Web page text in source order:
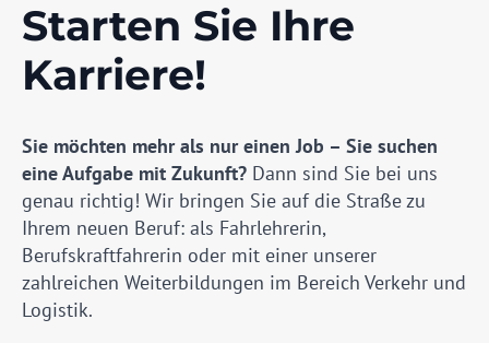
Starten Sie Ihre
Karriere!
Sie möchten mehr als nur einen Job – Sie suchen
eine Aufgabe mit Zukunft? Dann sind Sie bei uns
genau richtig! Wir bringen Sie auf die Straße zu
Ihrem neuen Beruf: als Fahrlehrerin,
Berufskraftfahrerin oder mit einer unserer
zahlreichen Weiterbildungen im Bereich Verkehr und
Logistik.